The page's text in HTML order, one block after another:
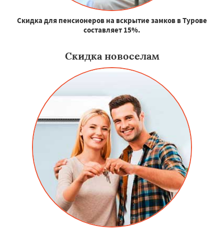
Скидка для пенсионеров на вскрытие замков в Турове
составляет 15%.
Скидка новоселам